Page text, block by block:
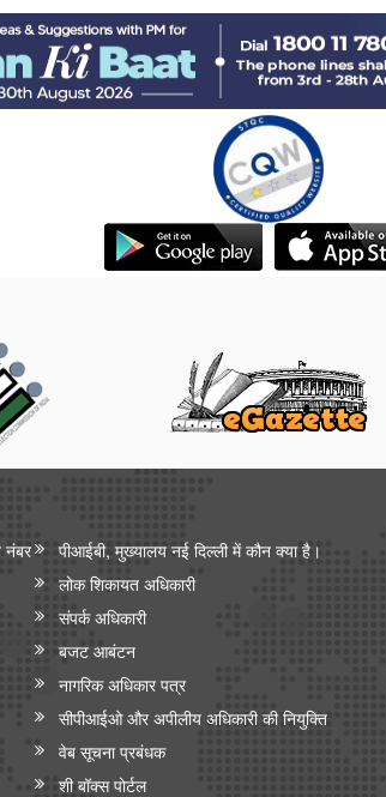
नंबर
पीआईबी, मुख्यालय नई दिल्ली में कौन क्या है।
लोक शिकायत अधिकारी
संपर्क अधिकारी
बजट आबंटन
नागरिक अधिकार पत्र
सीपीआईओ और अपी‍लीय अधिकारी की नियुक्ति
वेब सूचना प्रबंधक
शी बॉक्स पोर्टल